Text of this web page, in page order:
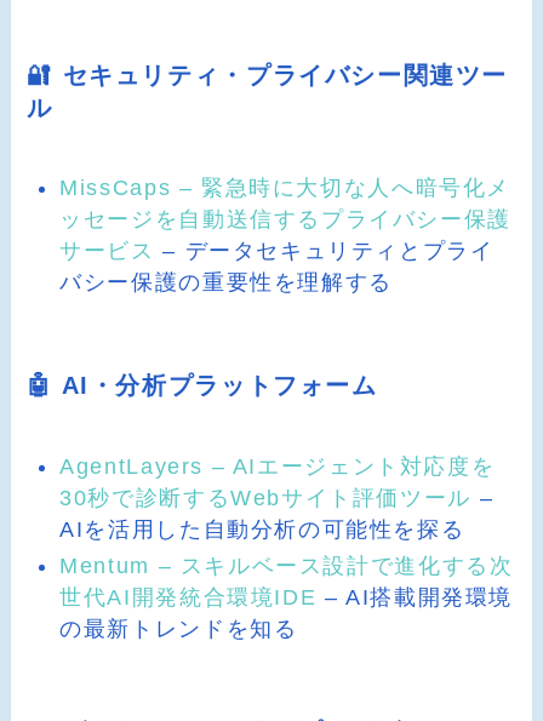
🔐 セキュリティ・プライバシー関連ツー
ル
MissCaps – 緊急時に大切な人へ暗号化メ
ッセージを自動送信するプライバシー保護
サービス – データセキュリティとプライ
バシー保護の重要性を理解する
🤖 AI・分析プラットフォーム
AgentLayers – AIエージェント対応度を
30秒で診断するWebサイト評価ツール –
AIを活用した自動分析の可能性を探る
Mentum – スキルベース設計で進化する次
世代AI開発統合環境IDE – AI搭載開発環境
の最新トレンドを知る